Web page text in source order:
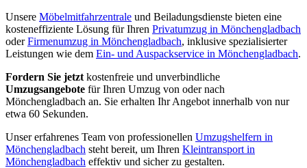
Unsere Möbelmitfahrzentrale und Beiladungsdienste bieten eine
kosteneffiziente Lösung für Ihren Privatumzug in Mönchengladbach
oderFirmenumzug in Mönchengladbach, inklusive spezialisierter
Leistungen wie dem Ein- und Auspackservice in Mönchengladbach.
Fordern Sie jetzt kostenfreie und unverbindliche
Umzugsangebote für Ihren Umzug von oder nach
Mönchengladbach an. Sie erhalten Ihr Angebot innerhalb von nur
etwa 60 Sekunden.
Unser erfahrenes Team von professionellen Umzugshelfern in
Mönchengladbach steht bereit, um Ihren Kleintransport in
Mönchengladbach effektiv und sicher zu gestalten.